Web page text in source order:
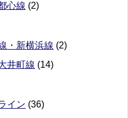
心線 (2)
・新横浜線 (2)
井町線 (14)
イン (36)